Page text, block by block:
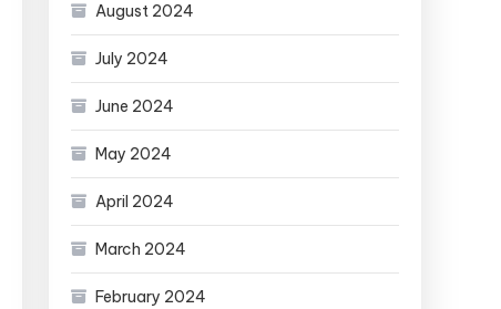
August 2024
July 2024
June 2024
May 2024
April 2024
March 2024
February 2024